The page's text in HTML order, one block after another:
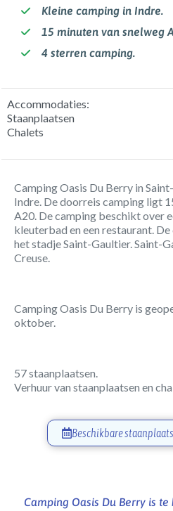
Kleine camping in Indre.
15 minuten van snelweg
4 sterren camping.
Accommodaties:
Staanplaatsen
Chalets
Camping Oasis Du Berry in
Indre. De doorreis camping ligt
A20. De camping beschikt over
kleuterbad en een restaurant.
het stadje Saint-Gaultier. Saint-
Creuse.
Camping Oasis Du Berry is
oktober.
57 staanplaatsen.
Verhuur van staanplaatsen en
Beschikbare
Camping Oasis Du Berry is